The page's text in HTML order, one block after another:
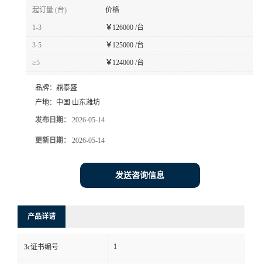
起订量 (台) 价格
1-3 ￥ 126000 /台
3-5 ￥ 125000 /台
≥5 ￥ 124000 /台
品牌： 鼎泰盛
产地： 中国 山东潍坊
发布日期： 2026-05-14
更新日期： 2026-05-14
发送咨询信息
产品详请
3c证书编号 1